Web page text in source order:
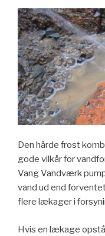
Den hårde frost
gode vilkår for
Vang Vandværk
vand ud end
flere lækager i
Hvis en lækage